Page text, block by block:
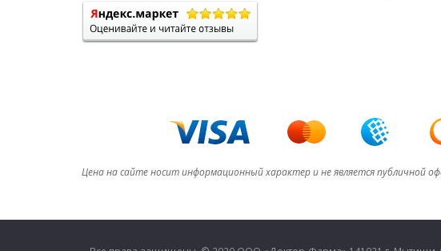
Цена на сайте носит информационный характер и не является публичной